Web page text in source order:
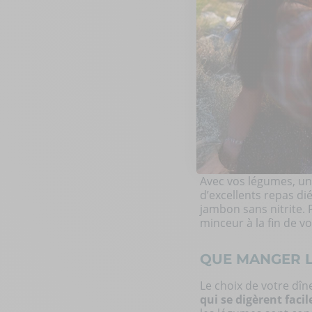
Voir aussi les
QUELS
Vous vous
vous aider ! Sachez
Privilégiez les
complet). Évitez
Avec vos légumes, un
d’excellents repas
jambon sans nitrite.
minceur à la fin de
QUE MANGER
Le choix de votre
qui se digèrent